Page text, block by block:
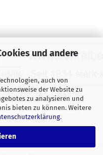
und andere
auch von
der Website zu
zu analysieren und
bieten zu können. Weitere
.
der gesetzlichen
soweit nicht anders